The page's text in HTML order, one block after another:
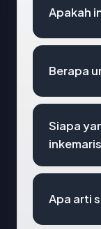
Apakah
Berapa
Siapa
Apa arti